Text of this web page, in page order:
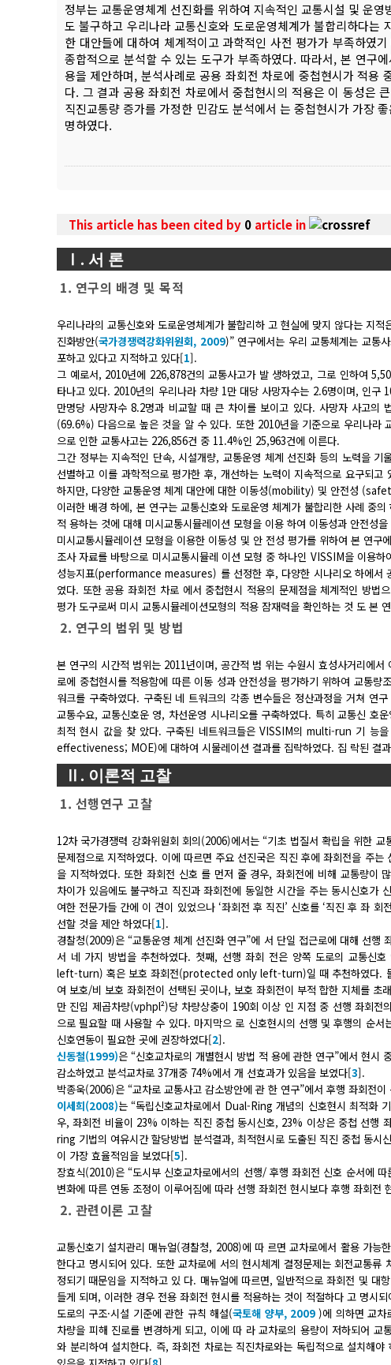
정부는 교통운영체계 선진화를 위하여 지속적인 교통시설 및 운
도 불구하고 우리나라 교통신호와 도로운영체계가 불합리하다는
한 대안들에 대하여 체계적이고 과학적인 사전 평가가 부족하였
종합적으로 분석할 수 있는 도구가 부족하였다. 따라서, 본 연구
용을 제안하며, 분석사례로 공용 좌회전 차로에 중첩현시가 적용
다. 그 결과 공용 좌회전 차로에서 중첩현시의 적용은 이 동성은
직진교통량 증가를 가정한 민감도 분석에서 는 중첩현시가 가장
명하였다.
This article has been cited by 0 article in
Ⅰ. 서 론
1. 연구의 배경 및 목적
우리나라의 교통신호와 도로운영체계가 불합리하 고 현실에 맞지 않다는 지
진화방안(국가경쟁력강화위원회, 2009)” 연구에서는 우리 교통체계는 교통
포하고 있다고 지적하고 있다[1].
그 예로서, 2010년에 226,878건의 교통사고가 발 생하였고, 그로 인하여
타나고 있다. 2010년의 우리나라 차량 1만 대당 사망자수는 2.6명이며, 인
만명당 사망자수 8.2명과 비교할 때 큰 차이를 보이고 있다. 사망자 사고
(69.6%) 다음으로 높은 것을 알 수 있다. 또한 2010년을 기준으로 우리나라
으로 인한 교통사고는 226,856건 중 11.4%인 25,963건에 이른다.
그간 정부는 지속적인 단속, 시설개량, 교통운영 체계 선진화 등의 노력을
선별하고 이를 과학적으로 평가한 후, 개선하는 노력이 지속적으로 요구되
하지만, 다양한 교통운영 체계 대안에 대한 이동성(mobility) 및 안전성
이러한 배경 하에, 본 연구는 교통신호와 도로운영 체계가 불합리한 사례
적 용하는 것에 대해 미시교통시뮬레이션 모형을 이용 하여 이동성과 안전성
미시교통시뮬레이션 모형을 이용한 이동성 및 안 전성 평가를 위하여 본 연
조사 자료를 바탕으로 미시교통시뮬레 이션 모형 중 하나인 VISSIM을 이용
성능지표(performance measures) 를 선정한 후, 다양한 시나리오 하에서
였다. 또한 공용 좌회전 차로 에서 중첩현시 적용의 문제점을 체계적인 방
평가 도구로써 미시 교통시뮬레이션모형의 적용 잠재력을 확인하는 것 도 본
2. 연구의 범위 및 방법
본 연구의 시간적 범위는 2011년이며, 공간적 범 위는 수원시 효성사거리에
로에 중첩현시를 적용함에 따른 이동 성과 안전성을 평가하기 위하여 교통
워크를 구축하였다. 구축된 네 트워크의 각종 변수들은 정산과정을 거쳐 연
교통수요, 교통신호운 영, 차선운영 시나리오를 구축하였다. 특히 교통신
최적 현시 값을 찾 았다. 구축된 네트워크들은 VISSIM의 multi-run 기 능
effectiveness; MOE)에 대하여 시물레이션 결과를 집락하였다. 집 락된 결
Ⅱ. 이론적 고찰
1. 선행연구 고찰
12차 국가경쟁력 강화위원회 회의(2006)에서는 “기초 법질서 확립을 위한
문제점으로 지적하였다. 이에 따르면 주요 선진국은 직진 후에 좌회전을 주
을 지적하였다. 또한 좌회전 신호 를 먼저 줄 경우, 좌회전에 비해 교통량이
차이가 있음에도 불구하고 직진과 좌회전에 동일한 시간을 주는 동시신호가
여한 전문가들 간에 이 견이 있었으나 ‘좌회전 후 직진’ 신호를 ‘직진 후 좌
선할 것을 제안 하였다[1].
경찰청(2009)은 “교통운영 체계 선진화 연구”에 서 단일 접근로에 대해
서 네 가지 방법을 추천하였다. 첫째, 선행 좌회 전은 양쪽 도로의 교통
left-turn) 혹은 보호 좌회전(protected only left-turn)일 때 추천하였다.
여 보호/비 보호 좌회전이 선택된 곳이나, 보호 좌회전이 부적 합한 지체를
만 진입 제곱차량(vphpl²)당 차량상충이 190회 이상 인 지점 중 선행 좌회
으로 필요할 때 사용할 수 있다. 마지막으 로 신호현시의 선행 및 후행의
신호연동이 필요한 곳에 권장하였다[2].
신동철(1999)은 “신호교차로의 개별현시 방법 적 용에 관한 연구”에서 현
감소하였고 분석교차로 37개중 74%에서 개 선효과가 있음을 보였다[3].
박종욱(2006)은 “교차로 교통사고 감소방안에 관 한 연구”에서 후행 좌회전
이세희(2008)는 “독립신호교차로에서 Dual-Ring 개념의 신호현시 최적화
우, 좌회전 비율이 23% 이하는 직진 중첩 동시신호, 23% 이상은 중첩 선행
ring 기법의 여유시간 할당방법 분석결과, 최적현시로 도출된 직진 중첩 동
이 가장 효율적임을 보였다[5].
장효식(2010)은 “도시부 신호교차로에서의 선행/ 후행 좌회전 신호 순서에
변화에 따른 연동 조정이 이루어짐에 따라 선행 좌회전 현시보다 후행 좌회전
2. 관련이론 고찰
교통신호기 설치관리 매뉴얼(경찰청, 2008)에 따 르면 교차로에서 활용 가
한다고 명시되어 있다. 또한 교차로에 서의 현시체계 결정문제는 회전교통
정되기 때문임을 지적하고 있 다. 매뉴얼에 따르면, 일반적으로 좌회전 및
들게 되며, 이러한 경우 전용 좌회전 현시를 적용하는 것이 적절하다 고 명시
도로의 구조·시설 기준에 관한 규칙 해설(국토해 양부, 2009)에 의하면 교차
차량을 피해 진로를 변경하게 되고, 이에 따 라 교차로의 용량이 저하되어
와 분리하여 설치한다. 즉, 좌회전 차로는 직진차로와는 독립적으로 설치해